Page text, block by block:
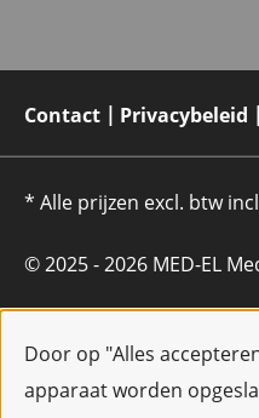
Door op "Alles
apparaat worden
Contact Privacybeleid
* Alle prijzen excl. btw
© 2025 - 2026 MED-EL